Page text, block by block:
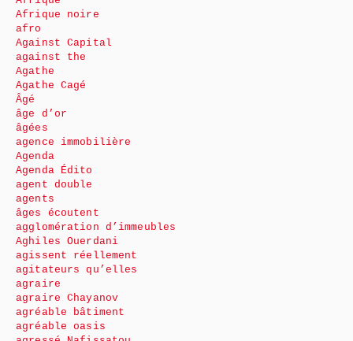
Afrique noire
afro
Against Capital
against the
Agathe
Agathe Cagé
Âgé
âge d’or
âgées
agence immobilière
Agenda
Agenda Édito
agent double
agents
âges écoutent
agglomération d’immeubles
Aghiles Ouerdani
agissent réellement
agitateurs qu’elles
agraire
agraire Chayanov
agréable bâtiment
agréable oasis